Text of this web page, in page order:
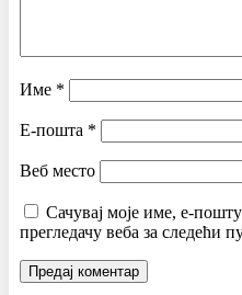
Име *
Е-пошта *
Веб место
Сачувај моје име, е-
прегледачу веба за следећи